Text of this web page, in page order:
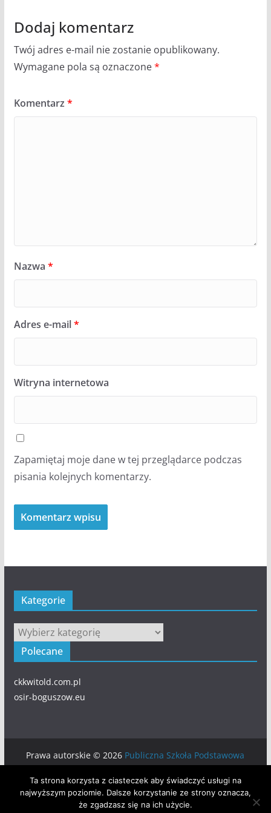
Dodaj komentarz
Twój adres e-mail nie zostanie opublikowany.
Wymagane pola są oznaczone*
Komentarz *
Nazwa *
Adres e-mail*
Witryna internetowa
Zapamiętaj moje dane w tej przeglądarce podczas
pisania kolejnych komentarzy.
Kategorie
Kategorie
Polecane
ckkwitold.com.pl
osir-boguszow.eu
Prawa autorskie © 2026 Publiczna Szkoła Podstawowa
zastrzeżone.
Motyw:
ColorMag stworzony przez ThemeGrill. Wspierane
Ta strona korzysta z ciasteczek aby świadczyć usługi na
najwyższym poziomie. Dalsze korzystanie ze strony oznacza,
że zgadzasz się na ich użycie.